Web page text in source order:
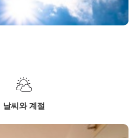
날씨와 계절